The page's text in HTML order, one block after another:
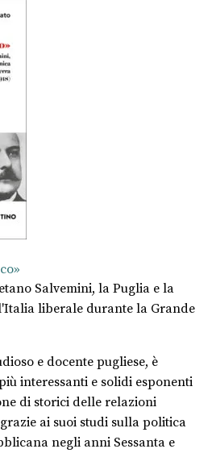
Salvemini, la Puglia e la
liberale durante la Grande
e docente pugliese, è
interessanti e solidi esponenti
di storici delle relazioni
ai suoi studi sulla politica
negli anni Sessanta e